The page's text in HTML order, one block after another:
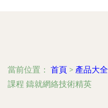
當前位置： 首頁 > 產品大全
課程 鑄就網絡技術精英